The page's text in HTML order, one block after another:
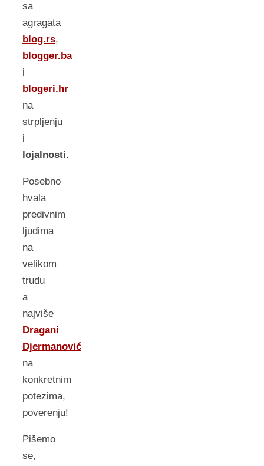
sa
agragata
blog.rs,
blogger.ba
i
blogeri.hr
na
strpljenju
i
lojalnosti.
Posebno
hvala
predivnim
ljudima
na
velikom
trudu
a
najviše
Dragani
Djermanović
na
konkretnim
potezima,
poverenju!
Pišemo
se,